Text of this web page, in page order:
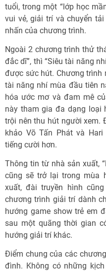
tuổi, trong một “lớp học
vui vẻ, giải trí và chuyển
nhấn của chương trình.
Ngoài 2 chương trình thử
đắc dĩ”, thì “Siêu tài năng
được sức hút. Chương trình
tài năng nhí mùa đầu tiên
hóa ước mơ và đam mê
này tham gia đa dạng loại
trội nên thu hút người xem.
khảo Võ Tấn Phát và
tiếng cười hơn.
Thông tin từ nhà sản xuất,
cũng sẽ trở lại trong mùa
xuất, đài truyền hình
chương trình giải trí dành
hướng game show trẻ em
sau một quãng thời gian
hướng giải trí khác.
Điểm chung của các
đình. Không có những